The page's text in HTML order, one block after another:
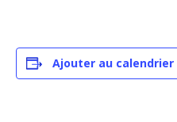
Ajouter au calendrier